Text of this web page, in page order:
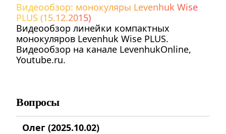
Видеообзор: монокуляры Levenhuk Wise
PLUS (15.12.2015)
Видеообзор линейки компактных
монокуляров Levenhuk Wise PLUS.
Видеообзор на канале LevenhukOnline,
Youtube.ru.
Вопросы
Олег (2025.10.02)